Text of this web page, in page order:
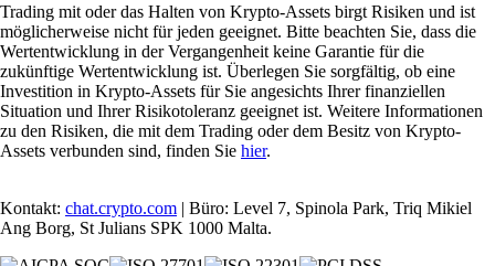
Trading mit oder das Halten von Krypto-Assets birgt Risiken und ist
möglicherweise nicht für jeden geeignet. Bitte beachten Sie, dass die
Wertentwicklung in der Vergangenheit keine Garantie für die
zukünftige Wertentwicklung ist. Überlegen Sie sorgfältig, ob eine
Investition in Krypto-Assets für Sie angesichts Ihrer finanziellen
Situation und Ihrer Risikotoleranz geeignet ist. Weitere Informationen
zu den Risiken, die mit dem Trading oder dem Besitz von Krypto-
Assets verbunden sind, finden Sie hier.
Kontakt: chat.crypto.com | Büro: Level 7, Spinola Park, Triq Mikiel
Ang Borg, St Julians SPK 1000 Malta.